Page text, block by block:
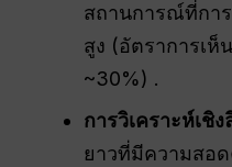
สถานการณ์ที่กา
สูง (อัตราการเ
~30%) .
การวิเคราะห์เชิง
ยาวที่มีความสอด